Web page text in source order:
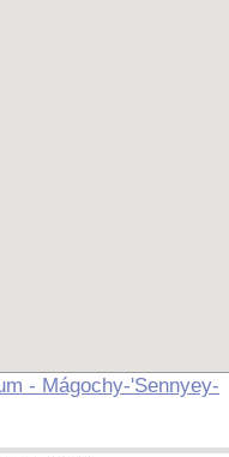
- Mágochy-'Sennyey-